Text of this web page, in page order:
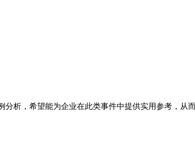
析，希望能为企业在此类事件中提供实用参考，从